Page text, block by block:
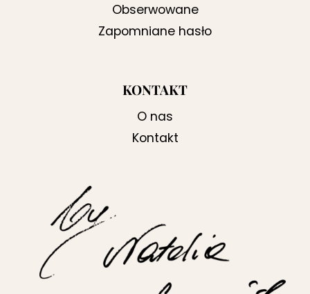
Obserwowane
Zapomniane hasło
KONTAKT
O nas
Kontakt